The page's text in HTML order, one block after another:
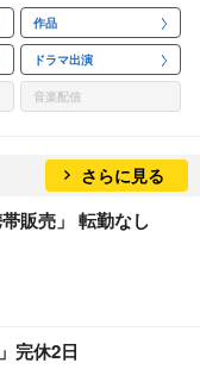
作品
ドラマ出演
音楽配信
さらに見る
販売」 転勤なし
完休2日